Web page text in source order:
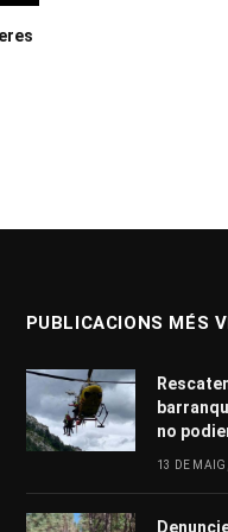
PUBLICACIONS MÉS
no
13 DE